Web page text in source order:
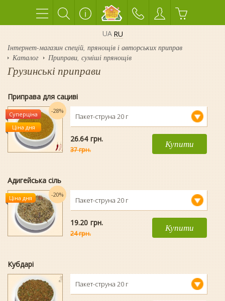
UA RU
Інтернет-магазин спецій, прянощів і авторських приправ
Каталог
Приправи, суміші прянощів
Грузинські приправи
Приправа для сациві
Суперціна
Ціна дня
-28%
Пакет-струна 20 г
26.64 гpн.
37 грн.
Купити
Адигейська сіль
Ціна дня -20%
Пакет-струна 20 г
19.20 гpн.
24 грн.
Купити
Кубдарі
Пакет-струна 20 г